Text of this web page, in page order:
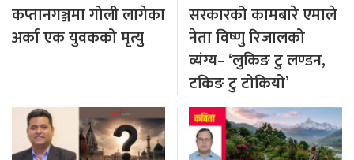
कप्तानगञ्जमा गोली लागेका
अर्का एक युवकको मृत्यु
सरकारको कामबारे एमाले
नेता विष्णु रिजालको
व्यंग्य– ‘लुकिङ टु लण्डन,
टकिङ टु टोकियो’